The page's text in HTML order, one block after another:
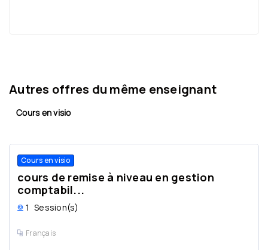
Autres offres du même enseignant
Cours en visio
Cours en visio
cours de remise à niveau en gestion
comptabil...
1 Session(s)
Français